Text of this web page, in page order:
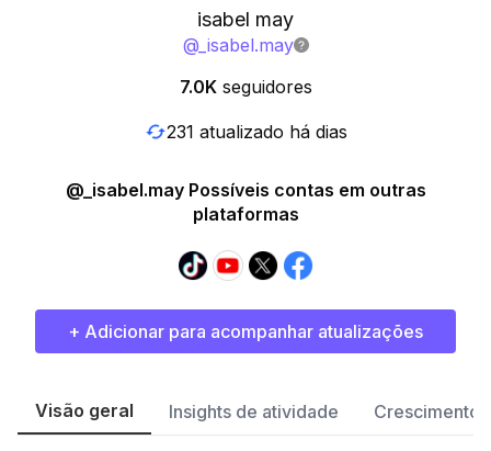
isabel may
@_isabel.may
7.0K seguidores
231 atualizado há dias
@_isabel.may Possíveis contas em outras
plataformas
+ Adicionar para acompanhar atualizações
Visão geral Insights de atividade Crescimento